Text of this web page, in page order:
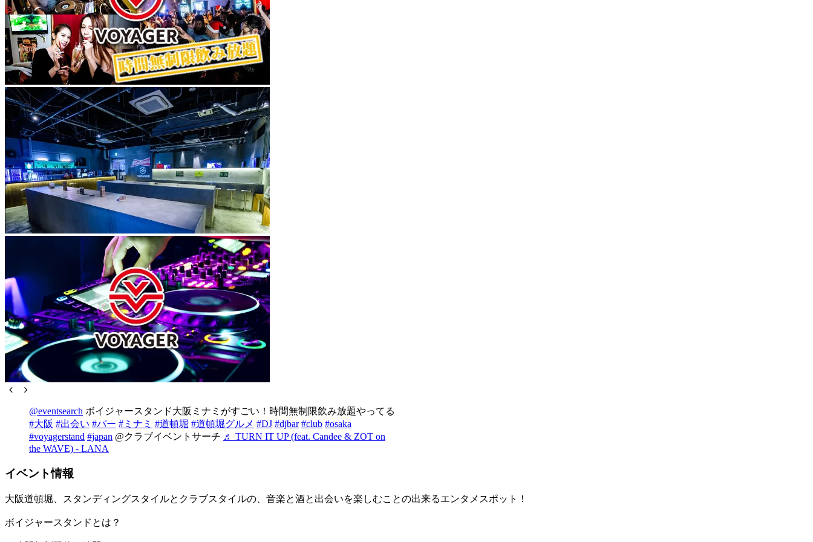
@eventsearch ボイジャースタンド大阪ミナミがすごい！時間無制限飲み放題やってる
#大阪 #出会い #バー #ミナミ #道頓堀 #道頓堀グルメ #DJ #djbar #club #osaka
#voyagerstand #japan @クラブイベントサーチ ♬ TURN IT UP (feat. Candee & ZOT on
the WAVE) - LANA
イベント情報
大阪道頓堀、スタンディングスタイルとクラブスタイルの、音楽と酒と出会いを楽しむことの出来るエンタメスポット！
ボイジャースタンドとは？